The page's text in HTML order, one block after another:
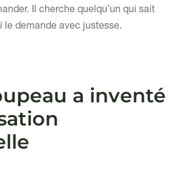
Il cherche quelqu’un qui sait
le demande avec justesse.
a inventé